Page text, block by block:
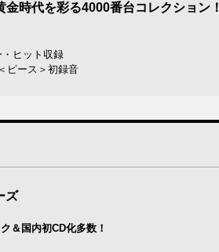
時代を彩る4000番台コレクション！
ヒット収録
ピース＞初録音
ズ
＆国内初CD化多数！